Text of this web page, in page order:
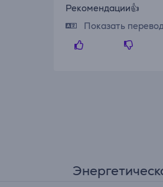
Рекомендации👍
Показать перевод